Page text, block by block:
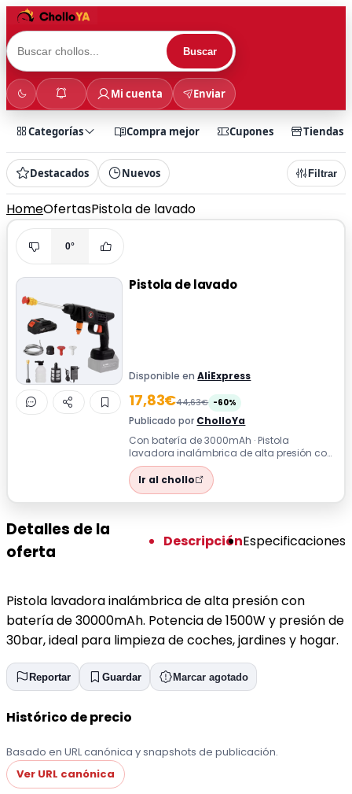
Buscar
Mi cuenta Enviar
Categorías Compra mejor Cupones Tiendas
Destacados Nuevos Filtrar
HomeOfertasPistola de lavado
0°
Pistola de lavado
Disponible enAliExpress
17,83€44,63€ -60%
Publicado por CholloYa
Con batería de 3000mAh · Pistola
lavadora inalámbrica de alta presión con
batería de 30000mAh. Potencia de 1500W
y pr...
Ir al chollo
Detalles de la
oferta
DescripciónEspecificaciones
Pistola lavadora inalámbrica de alta presión con
batería de 30000mAh. Potencia de 1500W y presión de
30bar, ideal para limpieza de coches, jardines y hogar.
Reportar Guardar Marcar agotado
Histórico de precio
Basado en URL canónica y snapshots de publicación.
Ver URL canónica